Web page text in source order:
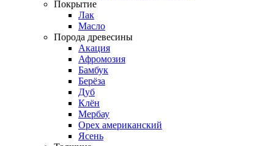
Покрытие
Лак
Масло
Порода древесины
Акация
Афромозия
Бамбук
Берёза
Дуб
Клён
Мербау
Орех американский
Ясень